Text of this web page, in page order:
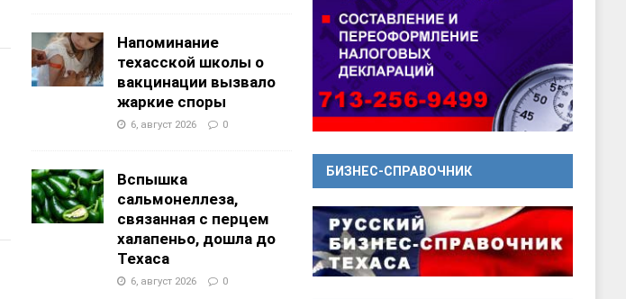
Напоминание
техасской школы о
вакцинации вызвало
жаркие споры
6, август 2026 0
Вспышка
сальмонеллеза,
связанная с перцем
халапеньо, дошла до
Техаса
6, август 2026 0
БИЗНЕС-СПРАВОЧНИК